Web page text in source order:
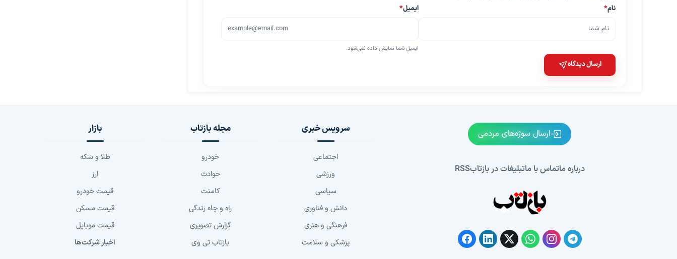
نام* ایمیل*
ایمیل شما نمایش داده نمی‌شود.
ارسال دیدگاه
ارسال سوژه‌های مردمی
درباره ماتماس با ماتبلیغات در بازتابRSS
سرویس خبری
اجتماعی
ورزشی
سیاسی
دانش و فناوری
فرهنگی و هنری
پزشکی و سلامت
مجله بازتاب
خودرو
حوادث
کامنت
راه و چاه زندگی
گزارش تصویری
بازتاب تی وی
بازار
طلا و سکه
ارز
قیمت خودرو
قیمت مسکن
قیمت موبایل
اخبار شرکت‌ها